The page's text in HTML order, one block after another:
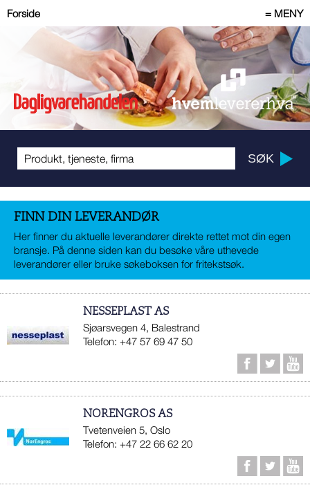
Forside = MENY
FINN DIN LEVERANDØR
Her finner du aktuelle leverandører direkte rettet mot din egen
bransje. På denne siden kan du besøke våre uthevede
leverandører eller bruke søkeboksen for fritekstsøk.
NESSEPLAST AS
Sjøarsvegen 4, Balestrand
Telefon: +47 57 69 47 50
NORENGROS AS
Tvetenveien 5, Oslo
Telefon: +47 22 66 62 20